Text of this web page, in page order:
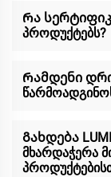
Რა
პროდუქტებს?
Რამდენი დრო
Გახდება
მხარდაჭერა